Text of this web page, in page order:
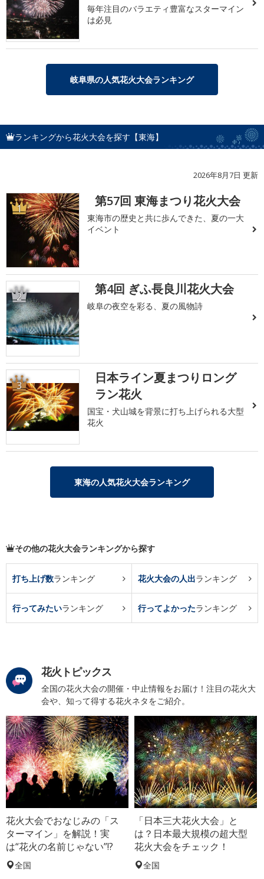
毎年注目のバラエティ豊富なスターマイン
は必見
岐阜県の人気花火大会ランキング
ランキングから花火大会を探す【東海】
2026年8月7日 更新
1 第57回 東海まつり花火大会
東海市の歴史と共に歩んできた、夏の一大
イベント
2 第4回 ぎふ長良川花火大会
岐阜の夜空を彩る、夏の風物詩
3
日本ライン夏まつりロング
ラン花火
国宝・犬山城を背景に打ち上げられる大型
花火
東海の人気花火大会ランキング
その他の花火大会ランキングから探す
打ち上げ数ランキング 花火大会の人出ランキング
行ってみたいランキング 行ってよかったランキング
花火トピックス
全国の花火大会の開催・中止情報をお届け！注目の花火大
会や、知って得する花火ネタをご紹介。
花火大会でおなじみの「ス
ターマイン」を解説！実
は“花火の名前じゃない”!?
全国
「日本三大花火大会」と
は？日本最大規模の超大型
花火大会をチェック！
全国